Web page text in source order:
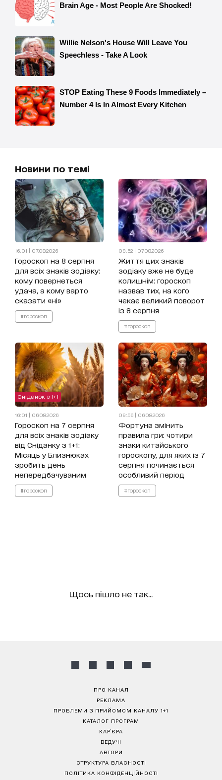
Новини по темі
16:01 | 07.08.2026
Гороскоп на 8 серпня
для всіх знаків зодіаку:
кому повернеться
удача, а кому варто
сказати «ні»
#гороскоп
09:52 | 07.08.2026
Життя цих знаків
зодіаку вже не буде
колишнім: гороскоп
назвав тих, на кого
чекає великий поворот
із 8 серпня
#гороскоп
Сніданок з 1+1
16:01 | 06.08.2026
Гороскоп на 7 серпня
для всіх знаків зодіаку
від Сніданку з 1+1:
Місяць у Близнюках
зробить день
непередбачуваним
#гороскоп
09:56 | 06.08.2026
Фортуна змінить
правила гри: чотири
знаки китайського
гороскопу, для яких із 7
серпня починається
особливий період
#гороскоп
Щось пішло не так...
ПРО КАНАЛ
РЕКЛАМА
ПРОБЛЕМИ З ПРИЙОМОМ КАНАЛУ 1+1
КАТАЛОГ ПРОГРАМ
КАР’ЄРА
ВЕДУЧІ
АВТОРИ
СТРУКТУРА ВЛАСНОСТІ
ПОЛІТИКА КОНФІДЕНЦІЙНОСТІ